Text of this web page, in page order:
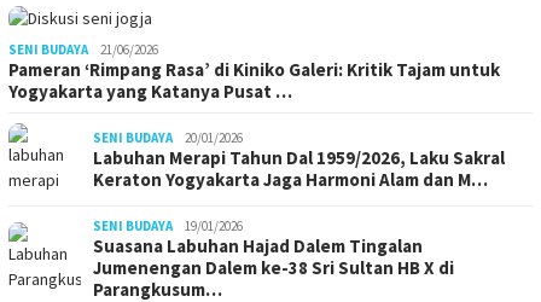
SENI BUDAYA 21/06/2026
Pameran ‘Rimpang Rasa’ di Kiniko Galeri: Kritik Tajam untuk
Yogyakarta yang Katanya Pusat …
SENI BUDAYA 20/01/2026
Labuhan Merapi Tahun Dal 1959/2026, Laku Sakral
Keraton Yogyakarta Jaga Harmoni Alam dan M…
SENI BUDAYA 19/01/2026
Suasana Labuhan Hajad Dalem Tingalan
Jumenengan Dalem ke-38 Sri Sultan HB X di
Parangkusum…